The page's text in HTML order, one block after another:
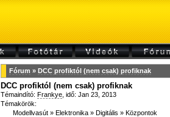
Fórum » DCC profiktól (nem csak) profiknak
DCC profiktól (nem csak) profiknak
Témaindító: Frankye , idő: Jan 23, 2013
Témakörök:
Modellvasút » Elektronika » Digitális » Központok